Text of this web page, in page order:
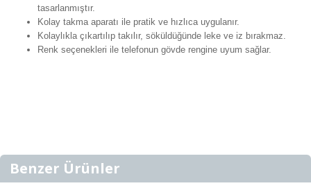
tasarlanmıştır.
Kolay takma aparatı ile pratik ve hızlıca uygulanır.
Kolaylıkla çıkartılıp takılır, söküldüğünde leke ve iz bırakmaz.
Renk seçenekleri ile telefonun gövde rengine uyum sağlar.
Benzer Ürünler